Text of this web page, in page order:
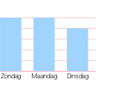
Zondag Maandag Dinsdag